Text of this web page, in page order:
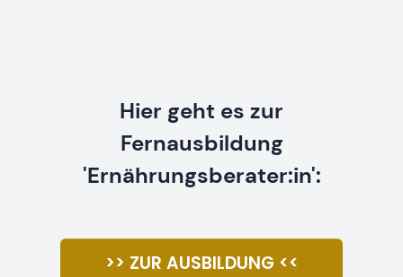
Hier geht es zur
Fernausbildung
'Ernährungsberater:in':
>> ZUR AUSBILDUNG <<